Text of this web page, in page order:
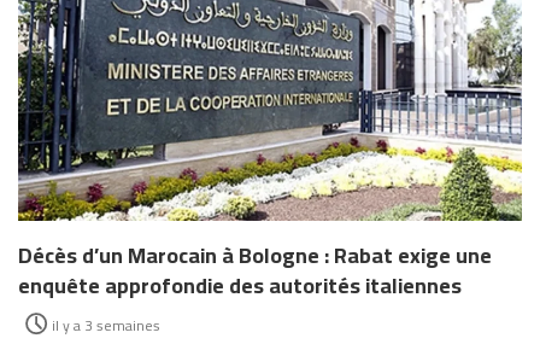
Décès d’un Marocain à Bologne : Rabat exige une
enquête approfondie des autorités italiennes
il y a 3 semaines